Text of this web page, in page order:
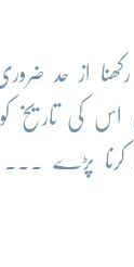
رکھنا از حد
کی تاریخ
کرنا پڑے ...